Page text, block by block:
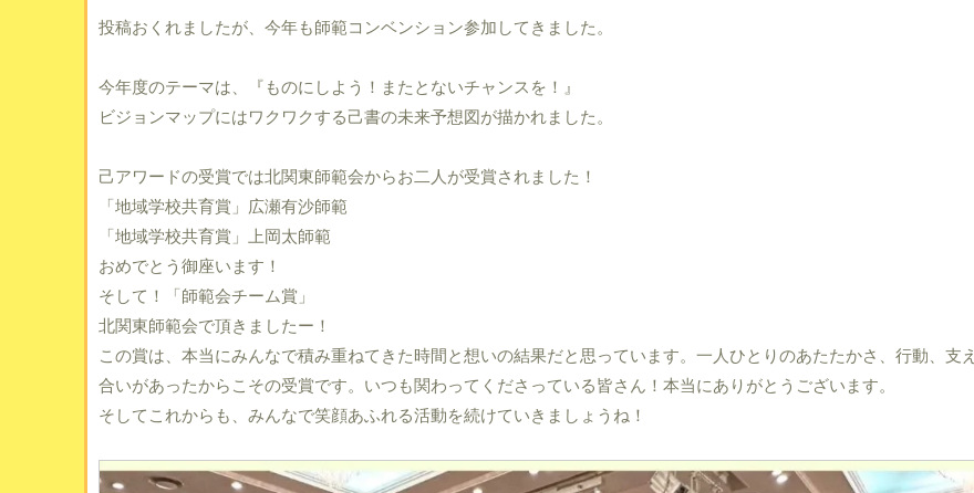
投稿おくれましたが、今年も師範コンベンション参加してきました。
今年度のテーマは、『ものにしよう！またとないチャンスを！』
ビジョンマップにはワクワクする己書の未来予想図が描かれました。
己アワードの受賞では北関東師範会からお二人が受賞されました！
「地域学校共育賞」広瀬有沙師範
「地域学校共育賞」上岡太師範
おめでとう御座います！
そして！「師範会チーム賞」
北関東師範会で頂きましたー！
この賞は、本当にみんなで積み重ねてきた時間と想いの結果だと思っています。一人ひとりのあたたかさ、行動、支え
合いがあったからこその受賞です。いつも関わってくださっている皆さん！本当にありがとうございます。
そしてこれからも、みんなで笑顔あふれる活動を続けていきましょうね！